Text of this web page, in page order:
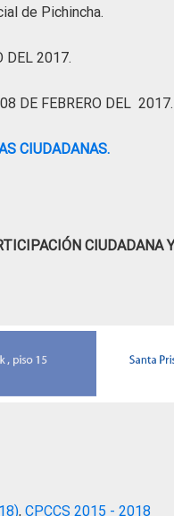
de Pichincha.
DEL 2017.
DE FEBRERO DEL 2017.
CIUDADANAS.
CIUDADANA
, CPCCS 2015 - 2018